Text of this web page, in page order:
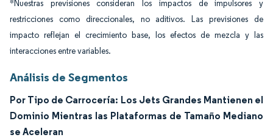
*Nuestras previsiones consideran los impactos de impulsores y
restricciones como direccionales, no aditivos. Las previsiones de
impacto reflejan el crecimiento base, los efectos de mezcla y las
interacciones entre variables.
Análisis de Segmentos
Por Tipo de Carrocería: Los Jets Grandes Mantienen el
Dominio Mientras las Plataformas de Tamaño Mediano
se Aceleran